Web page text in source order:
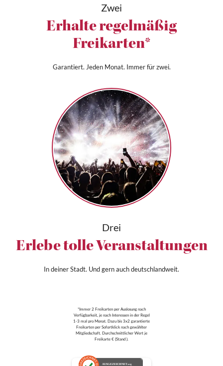
Zwei
Erhalte regelmäßig
Freikarten*
Garantiert. Jeden Monat. Immer für zwei.
Drei
Erlebe tolle Veranstaltungen
In deiner Stadt. Und gern auch deutschlandweit.
*Immer 2 Freikarten per Auslosung nach
Verfügbarkeit, je nach Interessen in der Regel
1-3 mal pro Monat. Dazu bis 3x2 garantierte
Freikarten per Sofortklick nach gewählter
Mitgliedschaft. Durchschnittlicher Wert je
Freikarte € (Stand ).
AUSGEZEICHNET.org